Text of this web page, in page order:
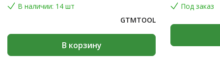
В наличии: 14 шт
GTMTOOL
В корзину
Под заказ